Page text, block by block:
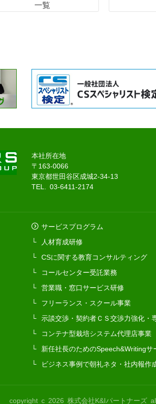
一覧
本社所在地
〒163-0066
東京都世田谷区成城2-34-13
TEL. 03-6411-2174
サービスプログラム
人材育成研修
CSに関する教育コンサルティング
コールセンター受託業務
営業職・窓口サービス研修
フリーランス・スクール事業
示談交渉・契約者ＣＳ交渉力強化・
コンテナ型栽培システム代理店事業
新任社長のためのSpeech&Writingサ
ビジネス事例で朝礼ネタ・社内報作
copyright c 2026 株式会社K&Iパートナーズ